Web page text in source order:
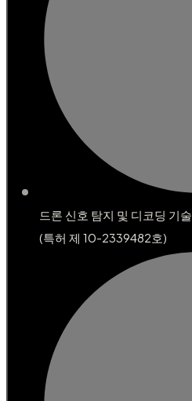
드론 신호 탐지 및 디코딩 기술
(특허 제 10-2339482호)